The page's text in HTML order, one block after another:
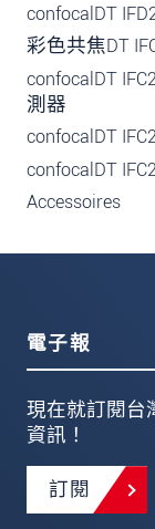
confocalDT
彩色共焦DT
confocalDT
測器
confocalDT
confocalDT
Accessoires
電子報
現在就訂閱台
資訊！
訂閱